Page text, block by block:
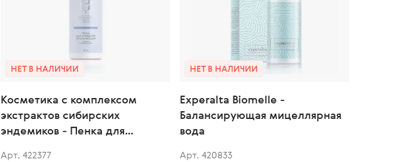
НЕТ В НАЛИЧИИ
Косметика с комплексом
экстрактов сибирских
эндемиков - Пенка для
Арт. 422377
НЕТ В НАЛИЧИИ
Experalta Biomelle -
Балансирующая мицеллярная
вода
Арт. 420833